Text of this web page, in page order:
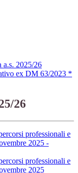
a.s. 2025/26
ex DM 63/2023 *
26
professionali e
2025 -
professionali e
2025